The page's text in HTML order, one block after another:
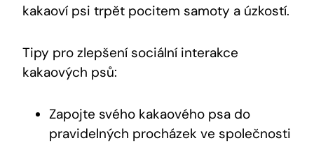
kakaoví psi trpět pocitem samoty a úzkostí.
Tipy pro zlepšení sociální interakce
kakaových psů:
Zapojte svého kakaového psa do
pravidelných procházek ve společnosti